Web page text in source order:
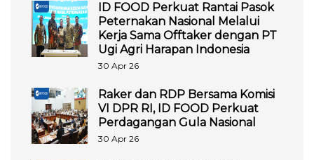
ID FOOD Perkuat Rantai Pasok
Peternakan Nasional Melalui
Kerja Sama Offtaker dengan PT
Ugi Agri Harapan Indonesia
30 Apr 26
Raker dan RDP Bersama Komisi
VI DPR RI, ID FOOD Perkuat
Perdagangan Gula Nasional
30 Apr 26